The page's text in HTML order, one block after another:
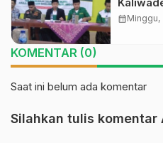
calendar_monthMinggu,
KOMENTAR (0)
Saat ini belum ada komentar
Silahkan tulis komentar